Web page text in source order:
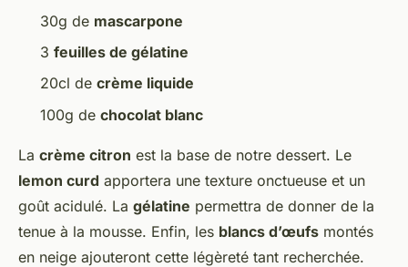
30g de mascarpone
3 feuilles de gélatine
20cl de crème liquide
100g de chocolat blanc
La crème citron est la base de notre dessert. Le
lemon curd apportera une texture onctueuse et un
goût acidulé. La gélatine permettra de donner de la
tenue à la mousse. Enfin, les blancs d’œufs montés
en neige ajouteront cette légèreté tant recherchée.